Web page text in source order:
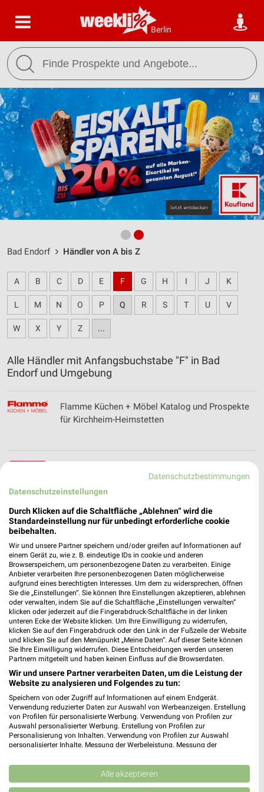
Berlin
Bad Endorf Händler von A bis Z
A B C D E F G H I J K
L M N O P Q R S T U V
W X Y Z ...
Alle Händler mit Anfangsbuchstabe "F" in Bad
Endorf und Umgebung
Flamme Küchen + Möbel Katalog und Prospekte
für Kirchheim-Heimstetten
FRISTO Online Prospekt für Bad Endorf
Noch mehr Angebote in
der weekli App!
Jetzt kostenlos laden
Datenschutzbestimmungen
Datenschutzeinstellungen
Durch Klicken auf die Schaltfläche „Ablehnen“ wird die
Standardeinstellung nur für unbedingt erforderliche cookie
beibehalten.
Wir und unsere Partner speichern und/oder greifen auf Informationen auf
einem Gerät zu, wie z. B. eindeutige IDs in cookie und anderen
Browserspeichern, um personenbezogene Daten zu verarbeiten. Einige
Anbieter verarbeiten Ihre personenbezogenen Daten möglicherweise
aufgrund eines berechtigten Interesses. Um dem zu widersprechen, öffnen
Sie die „Einstellungen“. Sie können Ihre Einstellungen akzeptieren, ablehnen
oder verwalten, indem Sie auf die Schaltfläche „Einstellungen verwalten“
klicken oder jederzeit auf die Fingerabdruck-Schaltfläche in der linken
unteren Ecke der Website klicken. Um Ihre Einwilligung zu widerrufen,
klicken Sie auf den Fingerabdruck oder den Link in der Fußzeile der Website
und klicken Sie auf den Menüpunkt „Meine Daten“. Auf dieser Seite können
Sie Ihre Einwilligung widerrufen. Diese Entscheidungen werden unseren
Partnern mitgeteilt und haben keinen Einfluss auf die Browserdaten.
Wir und unsere Partner verarbeiten Daten, um die Leistung der
Website zu analysieren und Folgendes zu tun:
Speichern von oder Zugriff auf Informationen auf einem Endgerät.
Verwendung reduzierter Daten zur Auswahl von Werbeanzeigen. Erstellung
von Profilen für personalisierte Werbung. Verwendung von Profilen zur
Auswahl personalisierter Werbung. Erstellung von Profilen zur
Personalisierung von Inhalten. Verwendung von Profilen zur Auswahl
personalisierter Inhalte. Messung der Werbeleistung. Messung der
Kombinationen von Daten aus verschiedenen Quellen. Entwicklung und
Verbesserung der Angebote. Verwendung reduzierter Daten zur Auswahl
von Inhalten.
Alle akzeptieren